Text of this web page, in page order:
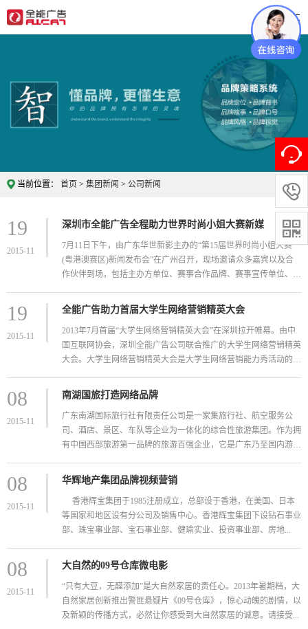
当前位置： 首页 > 集团新闻 > 公司新闻
19
2015-11
深圳市全能广告全程助力世界时尚小姐大赛新媒
7月11日下午，由广东华世新影主办的“第15届世界时尚小姐大赛
(粤港澳赛区)新闻发布会”在广州召开，现场邀请众多嘉宾以及合
作伙伴到场，包括主办方单位、赛事合作品牌、赛事宣传单位、
19
2015-11
全能广告助力首届大学生网络营销精英大会
2013年7月首届“大学生网络营销精英大会”在深圳拉开帷幕。由中
国互联网协会，深圳全能广告公司联合推广的大学生网络营销精英
大会。大学生网络营销精英大会是大学生网络营销能力秀活动的
08
2015-11
南湖国旅打造网络品牌
广东南湖国际旅行社有限责任公司是一家集旅行社、航空服务公
司、酒店、景区、车队等企业为一体化的综合性旅游集团。作为拥
有中国西部旅游第一品牌的旅游百强企业，它是广东乃至国内游组
08
2015-11
华辉地产集团品牌视频营销
等国家和地区设有分公司及销售中心。香港辉宝集团下设钻石事业
部、珠宝事业部、宝石事业部、健瑜实业、投资事业部、房地...
08
2015-11
大自然的09号仓库微电影
“只有大豆，无醛添加”是大自然家居的责任心。2013年暑期档，大
自然家居创新推出警匪悬疑片《09号仓库》，惊心动魄的剧情，以
及新颖的传播方式，必然让你感受到大自然家居的诚意。请接受...

